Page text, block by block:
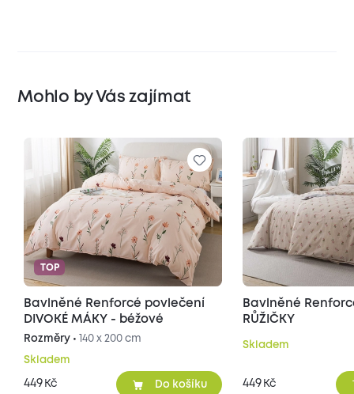
Mohlo by Vás zajímat
TOP
Bavlněné Renforcé povlečení
DIVOKÉ MÁKY - béžové
Rozměry • 140 x 200 cm
Skladem
449 Kč Do košíku
Bavlněné
RŮŽIČKY
Skladem
449 Kč